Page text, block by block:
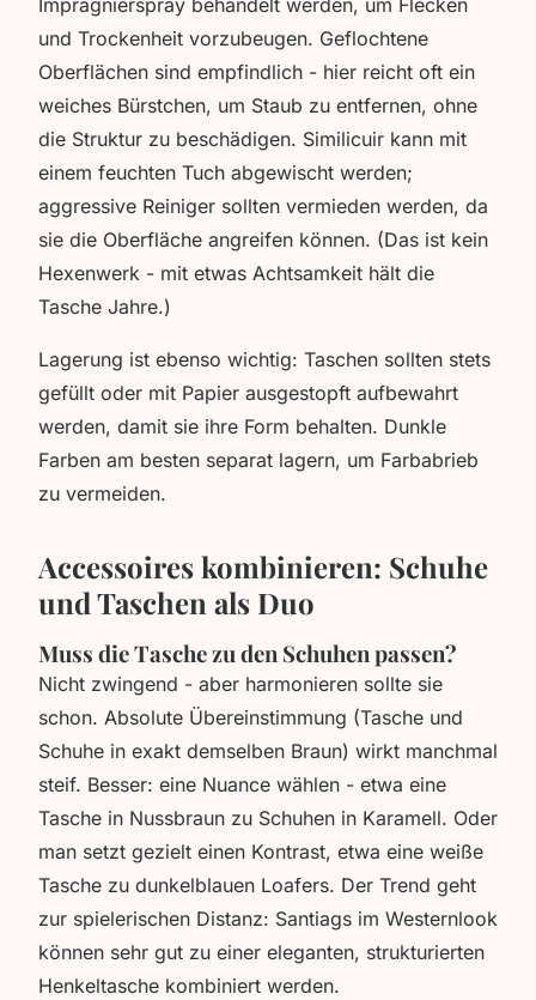
Imprägnierspray behandelt werden, um Flecken
und Trockenheit vorzubeugen. Geflochtene
Oberflächen sind empfindlich - hier reicht oft ein
weiches Bürstchen, um Staub zu entfernen, ohne
die Struktur zu beschädigen. Similicuir kann mit
einem feuchten Tuch abgewischt werden;
aggressive Reiniger sollten vermieden werden, da
sie die Oberfläche angreifen können. (Das ist kein
Hexenwerk - mit etwas Achtsamkeit hält die
Tasche Jahre.)
Lagerung ist ebenso wichtig: Taschen sollten stets
gefüllt oder mit Papier ausgestopft aufbewahrt
werden, damit sie ihre Form behalten. Dunkle
Farben am besten separat lagern, um Farbabrieb
zu vermeiden.
Accessoires kombinieren: Schuhe
und Taschen als Duo
Muss die Tasche zu den Schuhen passen?
Nicht zwingend - aber harmonieren sollte sie
schon. Absolute Übereinstimmung (Tasche und
Schuhe in exakt demselben Braun) wirkt manchmal
steif. Besser: eine Nuance wählen - etwa eine
Tasche in Nussbraun zu Schuhen in Karamell. Oder
man setzt gezielt einen Kontrast, etwa eine weiße
Tasche zu dunkelblauen Loafers. Der Trend geht
zur spielerischen Distanz: Santiags im Westernlook
können sehr gut zu einer eleganten, strukturierten
Henkeltasche kombiniert werden.